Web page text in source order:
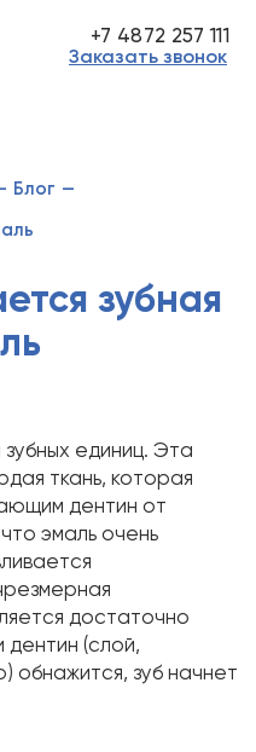
+7 4872 257 111
Заказать звонок
Блог —
зубная
единиц. Эта
ткань, которая
дентин от
эмаль очень
достаточно
(слой,
обнажится, зуб начнет